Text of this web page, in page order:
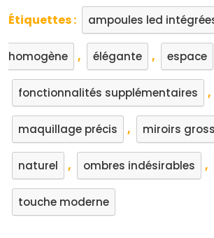
Étiquettes : ampoules led
homogène , élégante , espace
fonctionnalités supplémentaires ,
maquillage précis , miroirs
naturel , ombres indésirables ,
touche moderne